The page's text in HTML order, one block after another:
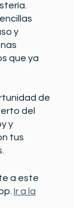
y
que ya
de
del
y
tus
a este
Ir a la